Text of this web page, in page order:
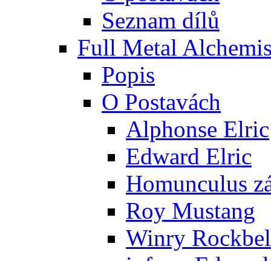
Seznam dílů
Full Metal
Popis
O Postavách
Alphonse Elric
Edward Elric
Homunculus
Roy Mustang
Winry